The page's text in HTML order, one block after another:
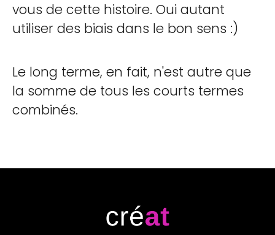
vous de cette histoire. Oui autant
utiliser des biais dans le bon sens :)
Le long terme, en fait, n'est autre que
la somme de tous les courts termes
combinés.